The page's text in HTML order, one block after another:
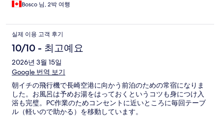
Bosco 님, 2박 여행
실제 이용 고객 후기
10/10 - 최고예요
2026년 3월 15일
Google 번역 보기
朝イチの飛行機で長崎空港に向かう前泊のための常宿になりま
した。お風呂は予めお湯をはっておくというコツも身につけ入
浴も完璧。PC作業のためコンセントに近いところに毎回テーブ
ル（軽いので助かる）を移動しています。